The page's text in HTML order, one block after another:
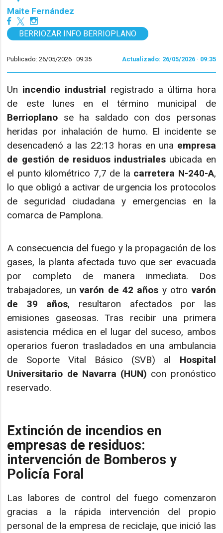
Maite Fernández
BERRIOZAR INFO BERRIOPLANO
Publicado: 26/05/2026 ·09:35 Actualizado: 26/05/2026 · 09:35
Un incendio industrial registrado a última hora
de este lunes en el término municipal de
Berrioplano se ha saldado con dos personas
heridas por inhalación de humo. El incidente se
desencadenó a las 22:13 horas en una empresa
de gestión de residuos industriales ubicada en
el punto kilométrico 7,7 de la carretera N-240-A,
lo que obligó a activar de urgencia los protocolos
de seguridad ciudadana y emergencias en la
comarca de Pamplona.
A consecuencia del fuego y la propagación de los
gases, la planta afectada tuvo que ser evacuada
por completo de manera inmediata. Dos
trabajadores, unvarón de 42 años y otrovarón
de 39 años, resultaron afectados por las
emisiones gaseosas. Tras recibir una primera
asistencia médica en el lugar del suceso, ambos
operarios fueron trasladados en una ambulancia
de Soporte Vital Básico (SVB) al Hospital
Universitario de Navarra (HUN) con pronóstico
reservado.
Extinción de incendios en
empresas de residuos:
intervención de Bomberos y
Policía Foral
Las labores de control del fuego comenzaron
gracias a la rápida intervención del propio
personal de la empresa de reciclaje, que inició las